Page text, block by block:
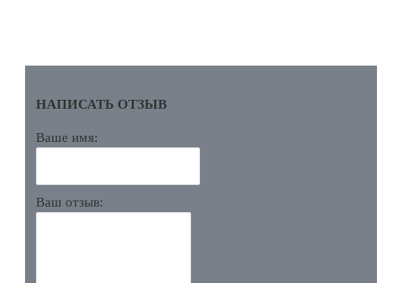
НАПИСАТЬ ОТЗЫВ
Ваше имя:
Ваш отзыв: